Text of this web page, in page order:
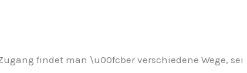
findet man \u00fcber verschiedene Wege, sei